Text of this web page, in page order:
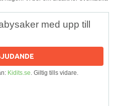
med upp till
Kidits.se. Giltig tills vidare.